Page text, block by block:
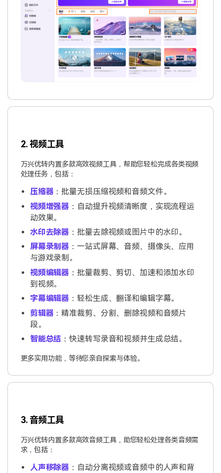
2. 视频工具
万兴优转内置多款高效视频工具，帮助您轻松完成各类视频
处理任务，包括：
压缩器：批量无损压缩视频和音频文件。
视频增强器 ：自动提升视频清晰度，实现流程运
动效果。
水印去除器 ：批量去除视频或图片中的水印。
屏幕录制器 ：一站式屏幕、音频、摄像头、应用
与游戏录制。
视频编辑器 ：批量裁剪、剪切、加速和添加水印
到视频。
字幕编辑器 ：轻松生成、翻译和编辑字幕。
剪辑器：精准裁剪、分割、删除视频和音频片
段。
智能总结 ：快速转写录音和视频并生成总结。
更多实用功能，等待您亲自探索与体验。
3. 音频工具
万兴优转内置多款高效音频工具，助您轻松处理各类音频需
求，包括：
人声移除器 ：自动分离视频或音频中的人声和背